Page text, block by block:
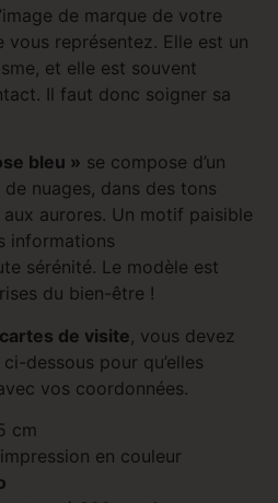
de marque de votre
représentez. Elle est un
et elle est souvent
Il faut donc soigner sa
bleu » se compose d’un
nuages, dans des tons
aurores. Un motif paisible
informations
sérénité. Le modèle est
du bien-être !
de visite, vous devez
dessous pour qu’elles
vos coordonnées.
cm
en couleur